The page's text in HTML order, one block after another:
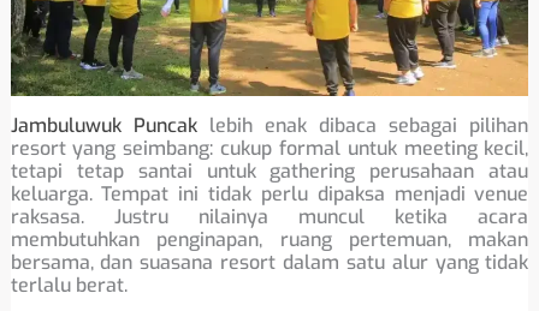
Jambuluwuk Puncaklebih enak dibaca sebagai pilihan
resort yang seimbang: cukup formal untuk meeting kecil,
tetapi tetap santai untuk gathering perusahaan atau
keluarga. Tempat ini tidak perlu dipaksa menjadi venue
raksasa. Justru nilainya muncul ketika acara
membutuhkan penginapan, ruang pertemuan, makan
bersama, dan suasana resort dalam satu alur yang tidak
terlalu berat.